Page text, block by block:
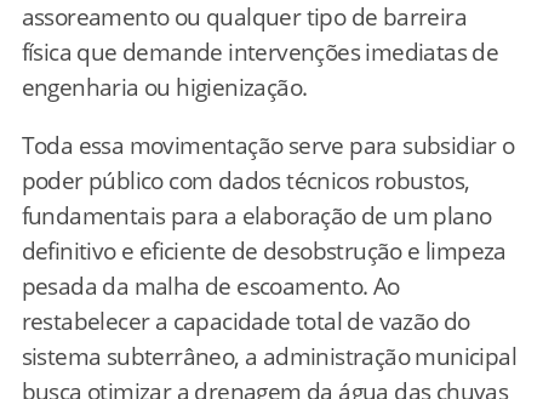
assoreamento ou qualquer tipo de barreira
física que demande intervenções imediatas de
engenharia ou higienização.
Toda essa movimentação serve para subsidiar o
poder público com dados técnicos robustos,
fundamentais para a elaboração de um plano
definitivo e eficiente de desobstrução e limpeza
pesada da malha de escoamento. Ao
restabelecer a capacidade total de vazão do
sistema subterrâneo, a administração municipal
busca otimizar a drenagem da água das chuvas